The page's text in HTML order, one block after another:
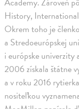
History,
Okrem toho je
a Stredoeurópskej
i európske
2006 získala štátne
a v roku 2016
nositeľkou